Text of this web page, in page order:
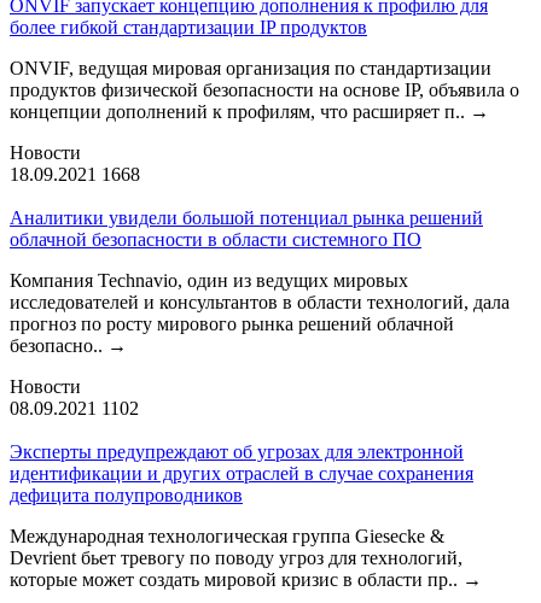
ONVIF запускает концепцию дополнения к профилю для
более гибкой стандартизации IP продуктов
ONVIF, ведущая мировая организация по стандартизации
продуктов физической безопасности на основе IP, объявила о
концепции дополнений к профилям, что расширяет п.. →
Новости
18.09.2021 1668
Аналитики увидели большой потенциал рынка решений
облачной безопасности в области системного ПО
Компания Technavio, один из ведущих мировых
исследователей и консультантов в области технологий, дала
прогноз по росту мирового рынка решений облачной
безопасно.. →
Новости
08.09.2021 1102
Эксперты предупреждают об угрозах для электронной
идентификации и других отраслей в случае сохранения
дефицита полупроводников
Международная технологическая группа Giesecke &
Devrient бьет тревогу по поводу угроз для технологий,
которые может создать мировой кризис в области пр.. →